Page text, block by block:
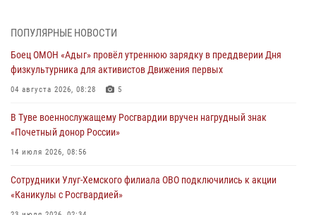
В Туве бойцы ОМОН «Адыг» совместно с инспекторами ГИМС
Росгвардия проверила организацию отдыха детей в детских
31 июля 2026, 03:49 2
Сотрудники вневедомственной охраны приняли участие в акции
29 июля 2026, 09:41
ПОПУЛЯРНЫЕ НОВОСТИ
Боец ОМОН «Адыг» провёл утреннюю зарядку в преддверии Дня
физкультурника для активистов Движения первых
04 августа 2026, 08:28 5
В Туве военнослужащему Росгвардии вручен нагрудный знак
«Почетный донор России»
14 июля 2026, 08:56
Сотрудники Улуг-Хемского филиала ОВО подключились к акции
«Каникулы с Росгвардией»